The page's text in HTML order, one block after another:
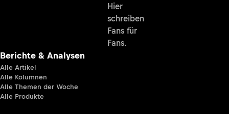
Hier
schreiben
Fans für
Fans.
Berichte & Analysen
Alle Artikel
Alle Kolumnen
Alle Themen der Woche
Alle Produkte